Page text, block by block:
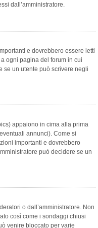
dall’amministratore.
e dovrebbero essere letti
ogni pagina del forum in cui
se un utente può scrivere negli
appaiono in cima alla prima
annunci). Come si
importanti e dovrebbero
può decidere se un
o dall’amministratore. Non
così come i sondaggi chiusi
venire bloccato per varie